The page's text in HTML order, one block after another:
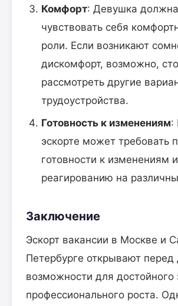
Комфорт: Девушка должна
чувствовать себя
роли. Если возникают
дискомфорт, возможно,
рассмотреть другие
трудоустройства.
Готовность к изменениям:
эскорте может требовать
готовности к изменениям
реагированию на
Заключение
Эскорт вакансии в Москве и
Петербурге открывают
возможности для достойного
профессионального роста.